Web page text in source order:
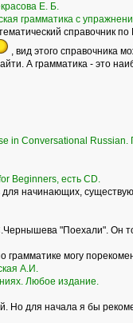
Е. Б.
грамматика с
справочник
, вид этого справочника
А грамматика - это
in Conversational
Beginners, есть СD.
начинающих,
"Поехали". Он
грамматике могу
А.И.
Любое издание.
Но для начала я бы